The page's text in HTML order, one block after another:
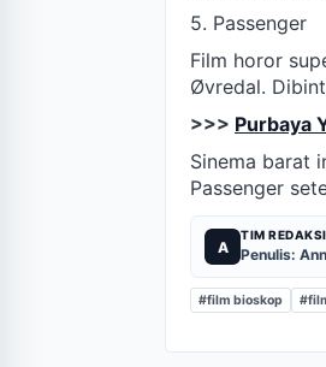
5. Passenger
Film horor
Øvredal.
>>> Purbaya
Sinema barat
Passenger
A
TIM REDAKSI
Penulis:
#film bioskop